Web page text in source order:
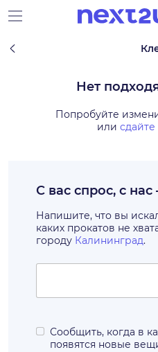
Нет
Попробуйте
или сдайте
С вас спрос, с
Напишите, что вы
каких прокатов не
городу Калининград.
Сообщить, когда в
появятся новые